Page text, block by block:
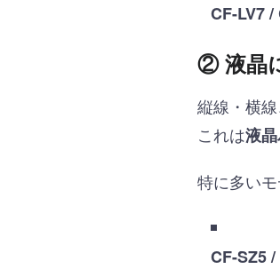
CF-LV7 /
② 液晶
縦線・横
これは液
特に多いモ
CF-SZ5